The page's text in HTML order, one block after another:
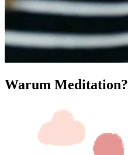
Warum Meditation?